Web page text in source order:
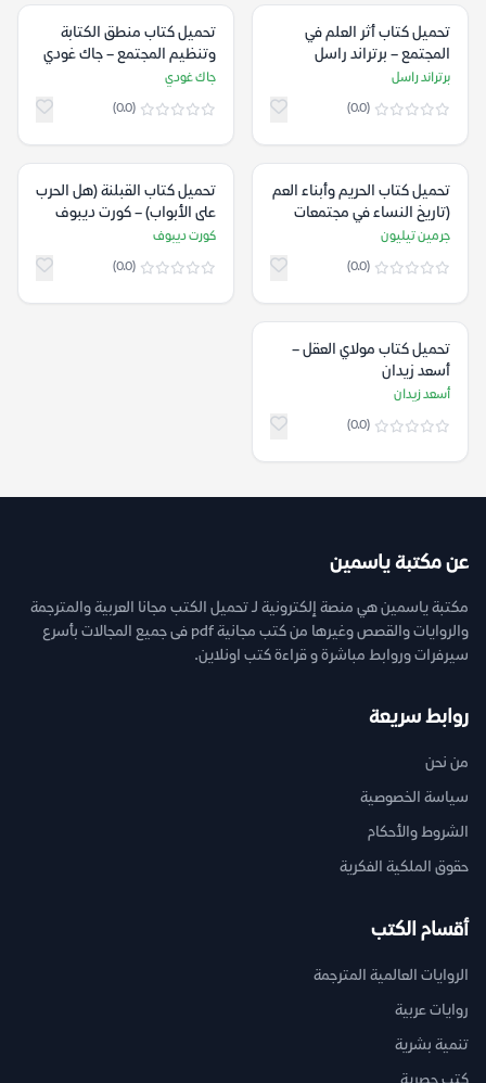
تحميل كتاب أثر العلم في
المجتمع – برتراند راسل
برتراند راسل
(0.0)
تحميل كتاب منطق الكتابة
وتنظيم المجتمع – جاك غودي
جاك غودي
(0.0)
تحميل كتاب الحريم وأبناء العم
(تاريخ النساء في مجتمعات
المتوسط) – جرمين تيليون
جرمين تيليون
(0.0)
تحميل كتاب القبلنة (هل الحرب
على الأبواب) – كورت ديبوف
كورت ديبوف
(0.0)
تحميل كتاب مولاي العقل –
أسعد زيدان
أسعد زيدان
(0.0)
عن مكتبة ياسمين
مكتبة ياسمين هي منصة إلكترونية لـ تحميل الكتب مجانا العربية والمترجمة
والروايات والقصص وغيرها من كتب مجانية pdf فى جميع المجالات بأسرع
سيرفرات وروابط مباشرة و قراءة كتب اونلاين.
روابط سريعة
من نحن
سياسة الخصوصية
الشروط والأحكام
حقوق الملكية الفكرية
أقسام الكتب
الروايات العالمية المترجمة
روايات عربية
تنمية بشرية